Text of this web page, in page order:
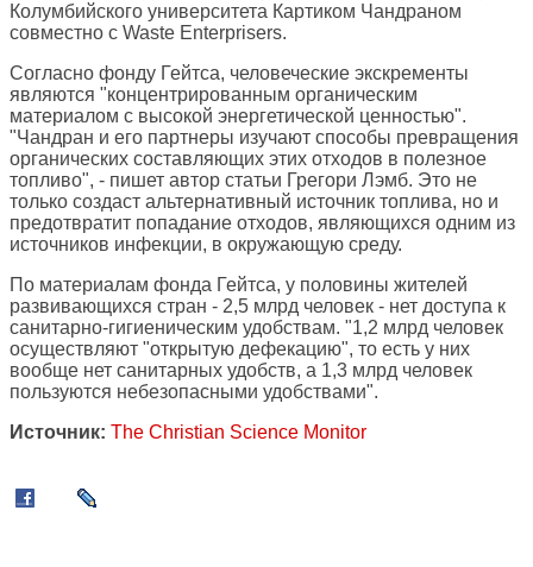
Колумбийского университета Картиком Чандраном
совместно с Waste Enterprisers.
Согласно фонду Гейтса, человеческие экскременты
являются "концентрированным органическим
материалом с высокой энергетической ценностью".
"Чандран и его партнеры изучают способы превращения
органических составляющих этих отходов в полезное
топливо", - пишет автор статьи Грегори Лэмб. Это не
только создаст альтернативный источник топлива, но и
предотвратит попадание отходов, являющихся одним из
источников инфекции, в окружающую среду.
По материалам фонда Гейтса, у половины жителей
развивающихся стран - 2,5 млрд человек - нет доступа к
санитарно-гигиеническим удобствам. "1,2 млрд человек
осуществляют "открытую дефекацию", то есть у них
вообще нет санитарных удобств, а 1,3 млрд человек
пользуются небезопасными удобствами".
Источник: The Christian Science Monitor